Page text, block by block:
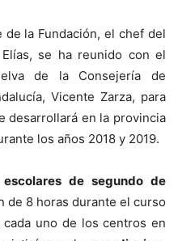
la Fundación, el chef del
se ha reunido con el
de la Consejería de
Vicente Zarza, para
desarrollará en la provincia
los años 2018 y 2019.
escolares de segundo de
de 8 horas durante el curso
uno de los centros en